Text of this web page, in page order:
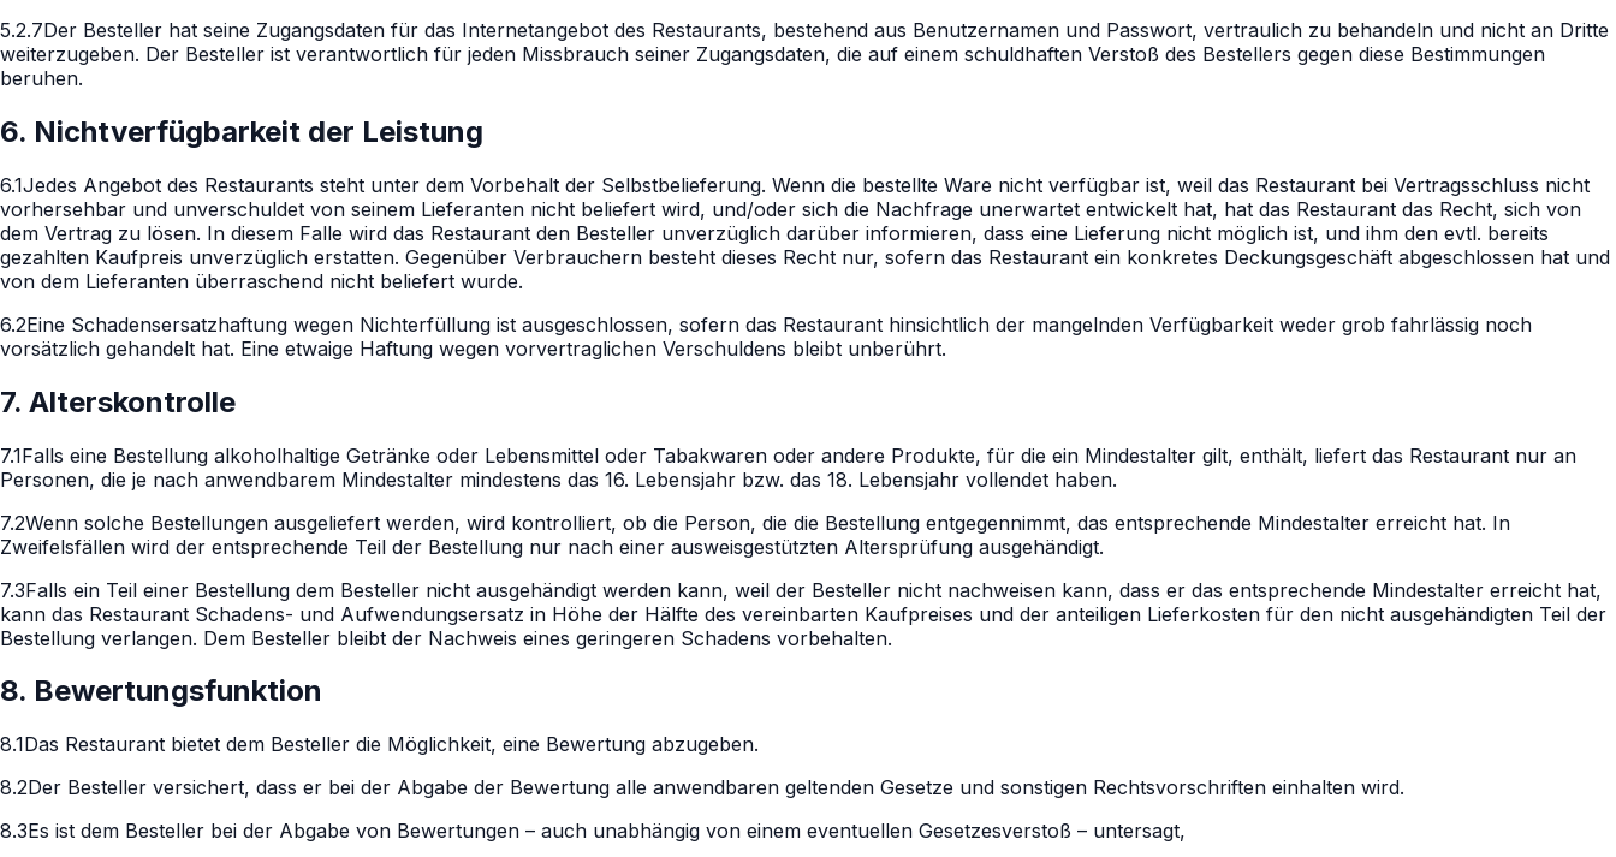
5.2.7Der Besteller hat seine Zugangsdaten für das Internetangebot des Restaurants, bestehend aus Benutzernamen und Passwort, vertraulich zu behandeln und nicht an Dritte
weiterzugeben. Der Besteller ist verantwortlich für jeden Missbrauch seiner Zugangsdaten, die auf einem schuldhaften Verstoß des Bestellers gegen diese Bestimmungen
beruhen.
6. Nichtverfügbarkeit der Leistung
6.1Jedes Angebot des Restaurants steht unter dem Vorbehalt der Selbstbelieferung. Wenn die bestellte Ware nicht verfügbar ist, weil das Restaurant bei Vertragsschluss nicht
vorhersehbar und unverschuldet von seinem Lieferanten nicht beliefert wird, und/oder sich die Nachfrage unerwartet entwickelt hat, hat das Restaurant das Recht, sich von
dem Vertrag zu lösen. In diesem Falle wird das Restaurant den Besteller unverzüglich darüber informieren, dass eine Lieferung nicht möglich ist, und ihm den evtl. bereits
gezahlten Kaufpreis unverzüglich erstatten. Gegenüber Verbrauchern besteht dieses Recht nur, sofern das Restaurant ein konkretes Deckungsgeschäft abgeschlossen hat und
von dem Lieferanten überraschend nicht beliefert wurde.
6.2Eine Schadensersatzhaftung wegen Nichterfüllung ist ausgeschlossen, sofern das Restaurant hinsichtlich der mangelnden Verfügbarkeit weder grob fahrlässig noch
vorsätzlich gehandelt hat. Eine etwaige Haftung wegen vorvertraglichen Verschuldens bleibt unberührt.
7. Alterskontrolle
7.1Falls eine Bestellung alkoholhaltige Getränke oder Lebensmittel oder Tabakwaren oder andere Produkte, für die ein Mindestalter gilt, enthält, liefert das Restaurant nur an
Personen, die je nach anwendbarem Mindestalter mindestens das 16. Lebensjahr bzw. das 18. Lebensjahr vollendet haben.
7.2Wenn solche Bestellungen ausgeliefert werden, wird kontrolliert, ob die Person, die die Bestellung entgegennimmt, das entsprechende Mindestalter erreicht hat. In
Zweifelsfällen wird der entsprechende Teil der Bestellung nur nach einer ausweisgestützten Altersprüfung ausgehändigt.
7.3Falls ein Teil einer Bestellung dem Besteller nicht ausgehändigt werden kann, weil der Besteller nicht nachweisen kann, dass er das entsprechende Mindestalter erreicht hat,
kann das Restaurant Schadens- und Aufwendungsersatz in Höhe der Hälfte des vereinbarten Kaufpreises und der anteiligen Lieferkosten für den nicht ausgehändigten Teil der
Bestellung verlangen. Dem Besteller bleibt der Nachweis eines geringeren Schadens vorbehalten.
8. Bewertungsfunktion
8.1Das Restaurant bietet dem Besteller die Möglichkeit, eine Bewertung abzugeben.
8.2Der Besteller versichert, dass er bei der Abgabe der Bewertung alle anwendbaren geltenden Gesetze und sonstigen Rechtsvorschriften einhalten wird.
8.3Es ist dem Besteller bei der Abgabe von Bewertungen – auch unabhängig von einem eventuellen Gesetzesverstoß – untersagt,